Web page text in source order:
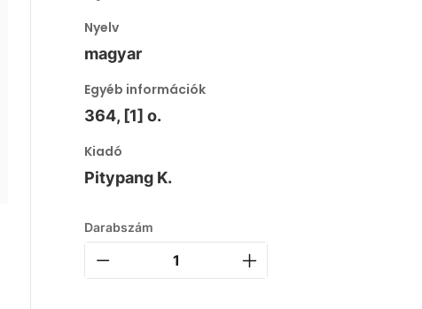
Nyelv
magyar
Egyéb információk
364, [1] o.
Kiadó
Pitypang K.
Darabszám